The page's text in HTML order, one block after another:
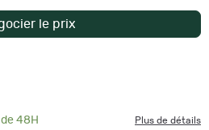
le prix
48H
Plus de détails